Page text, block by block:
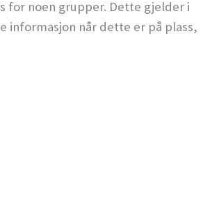
for noen grupper. Dette gjelder i
informasjon når dette er på plass,